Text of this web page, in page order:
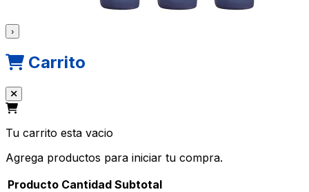
›
Carrito
Tu carrito esta vacio
Agrega productos para iniciar tu compra.
Producto Cantidad Subtotal